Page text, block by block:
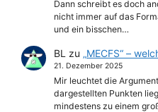
Dann schreibt es doch
nicht immer auf das
und ein bisschen…
BL zu „MECFS“ –
21. Dezember 2025
Mir leuchtet die
dargestellten Punkten
mindestens zu einem